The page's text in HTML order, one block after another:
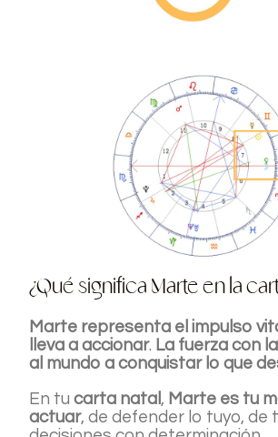
¿Qué significa Marte en la
Marte representa el impulso
lleva a accionar. La fuerza con
al mundo a conquistar lo que
En tucarta natal , Marte es tu
actuar, de defender lo tuyo, de